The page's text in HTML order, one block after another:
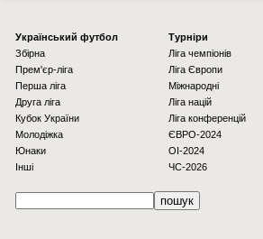
Українcький футбол
Збірна
Прем'єр-ліга
Перша ліга
Друга ліга
Кубок України
Молодіжка
Юнаки
Інші
Турніри
Ліга чемпіонів
Ліга Європи
Міжнародні
Ліга націй
Ліга конференцій
ЄВРО-2024
OI-2024
ЧС-2026